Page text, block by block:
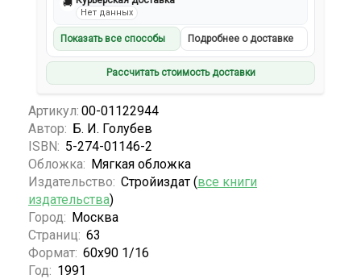
🚚
Нет данных
Показать все способы Подробнее о доставке
Рассчитать стоимость доставки
Артикул: 00-01122944
Автор: Б. И. Голубев
ISBN: 5-274-01146-2
Обложка: Мягкая обложка
Издательство: Стройиздат (все книги
издательства)
Город: Москва
Страниц: 63
Формат: 60х90 1/16
Год: 1991